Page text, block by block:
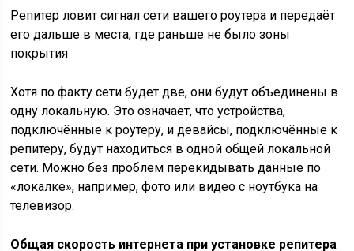
Репитер ловит сигнал сети вашего роутера и передаёт
его дальше в места, где раньше не было зоны
покрытия
Хотя по факту сети будет две, они будут объединены в
одну локальную. Это означает, что устройства,
подключённые к роутеру, и девайсы, подключённые к
репитеру, будут находиться в одной общей локальной
сети. Можно без проблем перекидывать данные по
«локалке», например, фото или видео с ноутбука на
телевизор.
Общая скорость интернета при установке репитера